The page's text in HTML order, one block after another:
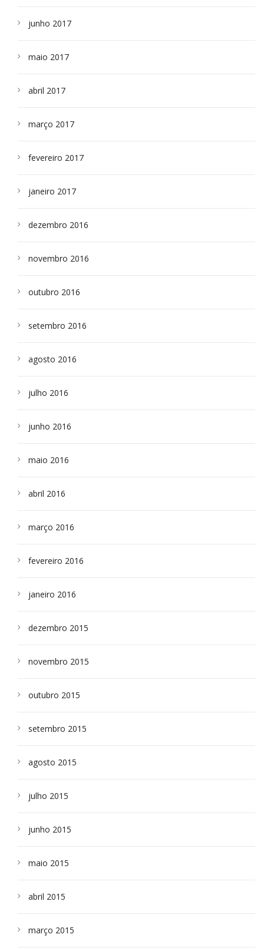
junho 2017
maio 2017
abril 2017
março 2017
fevereiro 2017
janeiro 2017
dezembro 2016
novembro 2016
outubro 2016
setembro 2016
agosto 2016
julho 2016
junho 2016
maio 2016
abril 2016
março 2016
fevereiro 2016
janeiro 2016
dezembro 2015
novembro 2015
outubro 2015
setembro 2015
agosto 2015
julho 2015
junho 2015
maio 2015
abril 2015
março 2015